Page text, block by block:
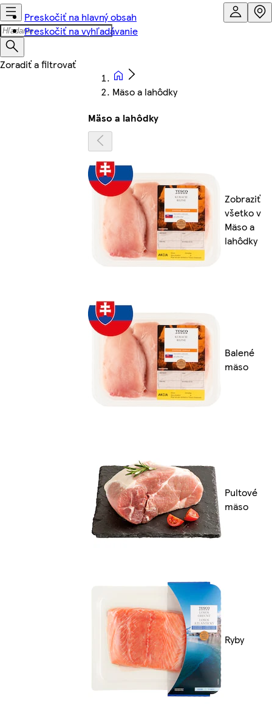
Preskočiť na hlavný obsah
Preskočiť na vyhľadávanie
Mäso a lahôdky
Mäso a lahôdky
Zobraziť
všetko v
Mäso a
lahôdky
Balené
mäso
Pultové
mäso
Ryby